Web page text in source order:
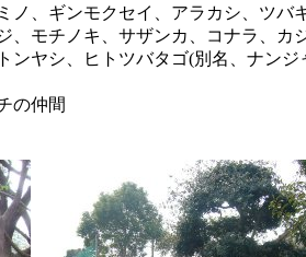
ノ、ギンモクセイ、アラカシ、ツ
、モチノキ、サザンカ、コナラ、
ンヤシ、ヒトツバタゴ(別名、ナン
の仲間